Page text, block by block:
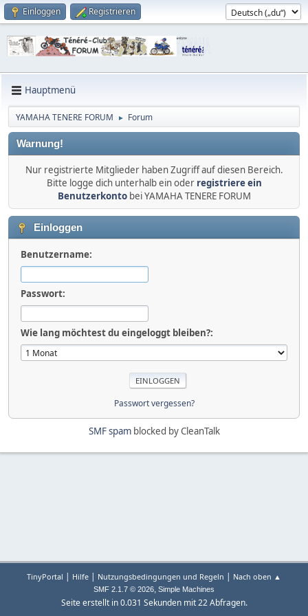
Einloggen Registrieren
Hauptmenü
YAMAHA TENERE FORUM ► Forum
Warnung!
Nur registrierte Mitglieder haben Zugriff auf diesen Bereich.
Bitte logge dich unterhalb ein oder registriere ein
Benutzerkontobei YAMAHA TENERE FORUM
Einloggen
Benutzername:
Passwort:
Wie lang möchtest du eingeloggt bleiben?:
Passwort vergessen?
SMF spamblocked by CleanTalk
TinyPortal | Hilfe | Nutzungsbedingungen und Regeln | Nach oben ▲
SMF 2.1.7 © 2026, Simple Machines
Seite erstellt in 0.031 Sekunden mit 22 Abfragen.